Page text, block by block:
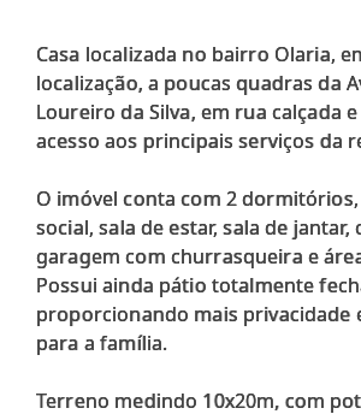
Casa localizada no bairro Olaria,
localização, a poucas quadras da
Loureiro da Silva, em rua calçada
acesso aos principais serviços da
O imóvel conta com 2
social, sala de estar, sala de jantar,
garagem com churrasqueira e
Possui ainda pátio totalmente
proporcionando mais privacidade
para a família.
Terreno medindo 10x20m, com